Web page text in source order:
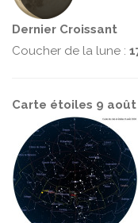
Dernier Croissant
Coucher de la lune :
Carte étoiles 9 août